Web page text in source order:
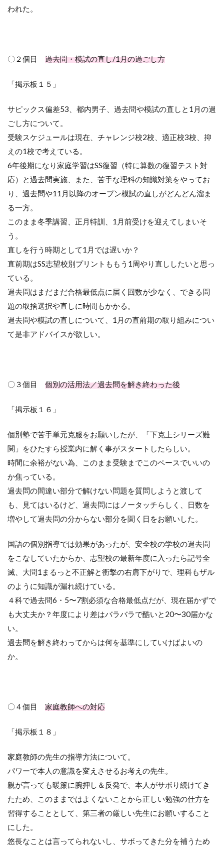
われた。
〇２個目 過去問・模試の直し/1月の過ごし方
「掲示板１５」
サピックス偏差53 、都内男子、過去問や模試の直しと 1 月の過
ごし方について。
受験スケジュールは現在、チャレンジ校2校、適正校3校、抑
えの1校で考えている。
6年後期になり家庭学習はSS復習（特に算数の復習テスト対
応）と過去問実施、また、苦手な理科の知識対策をやってお
り、過去問や11 月以降のオープン模試の直しがどんどん溜ま
る一方。
このまま冬季講習、正月特訓、 1 月前受けを迎えてしまいそ
う。
直しを行う時期として1 月では遅いか？
直前期はSS志望校別プリントももう 1 周やり直ししたいと思っ
ている。
過去問はまだまだ合格最低点に届く回数が少なく、できる問
題の取捨選択や直しに時間もかかる。
過去問や模試の直しについて、 1 月の直前期の取り組みについ
て是非アドバイスが欲しい。
〇３個目 個別の活用法／過去問を解き終わった後
「掲示板１６」
個別塾で苦手単元克服をお願いしたが、「下克上シリーズ難
関」をひたすら授業内に解く事がスタートしたらしい。
時間に余裕がない為、このまま受験までこのペースでいいの
か焦っている。
過去問の間違い部分で解けない問題を質問しようと渡して
も、見てはいるけど、過去問にはノータッチらしく、日数を
増やして過去問の分からない部分を聞く日をお願いした。
国語の個別指導では効果があったが、安全校の学校の過去問
をこなしていたからか、志望校の最新年度に入ったら記号全
滅、大問1 まるっと不正解と衝撃の右肩下がりで、理科もザル
のように知識が漏れ続けている。
４科で過去問6 ・ 5〜7割必須な合格最低点だが、現在届かずで
も大丈夫か？年度により差はバラバラで酷いと 20〜30届かな
い。
過去問を解き終わってからは何を基準にしていけばよいの
か。
〇４個目 家庭教師への対応
「掲示板１８」
家庭教師の先生の指導方法について。
パワーで本人の意識を変えさせるお考えの先生。
親が言っても暖簾に腕押し＆反発で、本人がサボり続けてき
たため、このままではよくないことから正しい勉強の仕方を
習得することとして、第三者の厳しい先生にお願いすること
にした。
悠長なことは言ってられないし、サボってきた分を補うため